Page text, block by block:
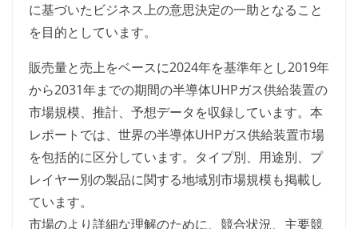
に基づいたビジネス上の意思決定の一助となること
を目的としています。
販売量と売上をベースに2024年を基準年とし2019年
から2031年までの期間の半導体UHPガス供給装置の
市場規模、推計、予想データを収録しています。本
レポートでは、世界の半導体UHPガス供給装置市場
を包括的に区分しています。タイプ別、用途別、プ
レイヤー別の製品に関する地域別市場規模も掲載し
ています。
市場のより詳細な理解のために、競合状況、主要競